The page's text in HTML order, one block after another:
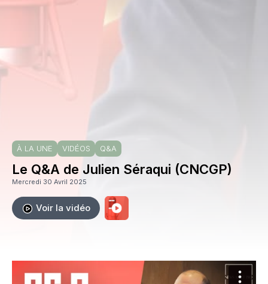
À LA UNE VIDÉOS Q&A
Le Q&A de Julien Séraqui (CNCGP)
Mercredi 30 Avril 2025
Voir la vidéo